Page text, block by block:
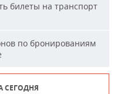
билеты на транспорт
по бронированиям
СЕГОДНЯ